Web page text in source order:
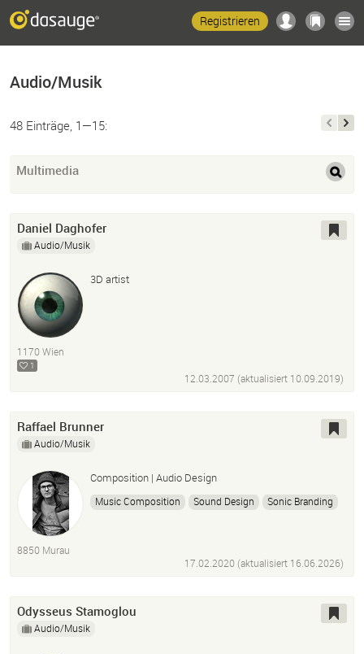
Registrieren
Audio/Musik
48 Einträge, 1—15:
Multimedia
Daniel Daghofer
Audio/Musik
3D artist
1170 Wien
1
12.03.2007 (aktualisiert 10.09.2019)
Raffael Brunner
Audio/Musik
Composition | Audio Design
Music Composition Sound Design
Sonic Branding
8850 Murau
17.02.2020 (aktualisiert 16.06.2026)
Odysseus Stamoglou
Audio/Musik